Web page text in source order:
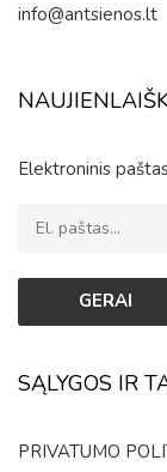
info@antsienos.lt
Elektroninis
SĄLYGOS IR
PRIVATUMO